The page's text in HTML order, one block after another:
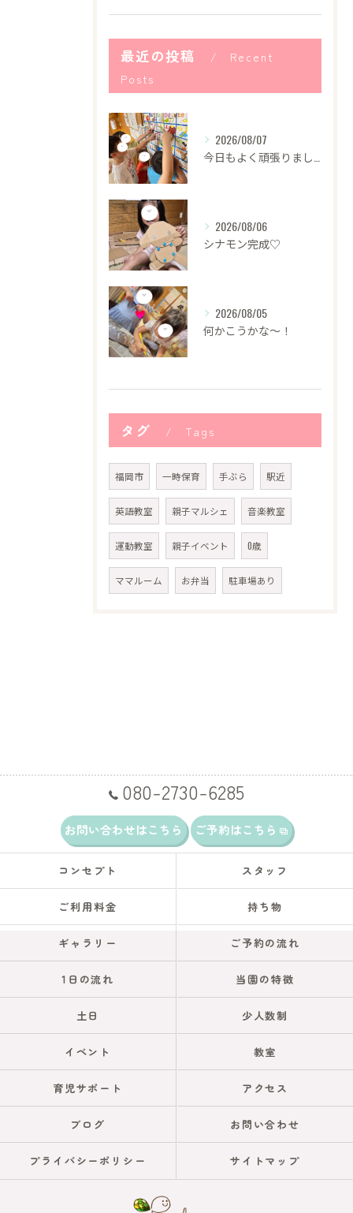
最近の投稿
Recent
Posts
2026/08/07
今日もよく頑張りました！
2026/08/06
シナモン完成♡
2026/08/05
何かこうかな〜！
タグ Tags
福岡市 一時保育 手ぶら 駅近
英語教室 親子マルシェ 音楽教室
運動教室 親子イベント 0歳
ママルーム お弁当 駐車場あり
080-2730-6285
お問い合わせはこちら ご予約はこちら
コンセプト スタッフ
ご利用料金 持ち物
ギャラリー ご予約の流れ
1日の流れ 当園の特徴
土日 少人数制
イベント 教室
育児サポート アクセス
ブログ お問い合わせ
プライバシーポリシー サイトマップ